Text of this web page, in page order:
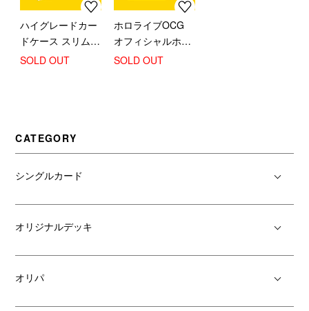
ハイグレードカー
ドケース スリム
【デニム】
SOLD OUT
ホロライブOCG
オフィシャルホロ
カケース (ブラン
SOLD OUT
CATEGORY
シングルカード
オリジナルデッキ
オリパ